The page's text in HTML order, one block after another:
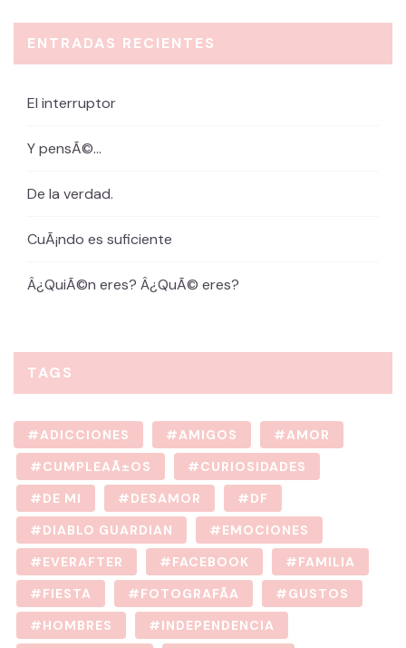
ENTRADAS RECIENTES
El interruptor
Y pensÃ©…
De la verdad.
CuÃ¡ndo es suficiente
Â¿QuiÃ©n eres? Â¿QuÃ© eres?
TAGS
ADICCIONES AMIGOS
AMOR
CUMPLEAÃ±OS
CURIOSIDADES
DE MI
DESAMOR
DF
DIABLO GUARDIAN
EMOCIONES
EVERAFTER
FACEBOOK
FAMILIA
FIESTA
FOTOGRAFÃ­A
GUSTOS
HOMBRES
INDEPENDENCIA